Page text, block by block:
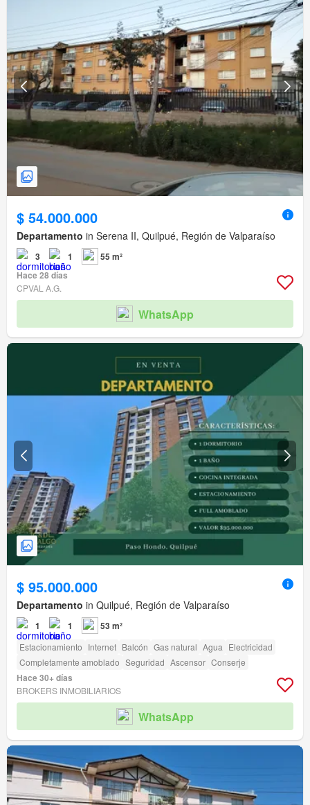
$ 54.000.000
Departamento in Serena II, Quilpué, Región de Valparaíso
3 1
55 m²
Hace 28 días
CPVAL A.G.
WhatsApp
$ 95.000.000
Departamento in Quilpué, Región de Valparaíso
1 1 53 m²
Estacionamiento Internet Balcón Gas natural Agua Electricidad
Completamente amoblado Seguridad Ascensor Conserje
Hace 30+ días
BROKERS INMOBILIARIOS
WhatsApp